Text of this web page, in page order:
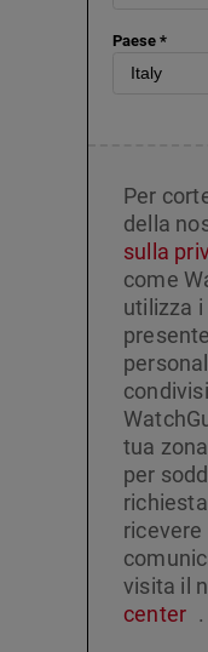
Paese *
Per
della
sulla
come
utilizza
tua
per
ricevere
visita il
center .